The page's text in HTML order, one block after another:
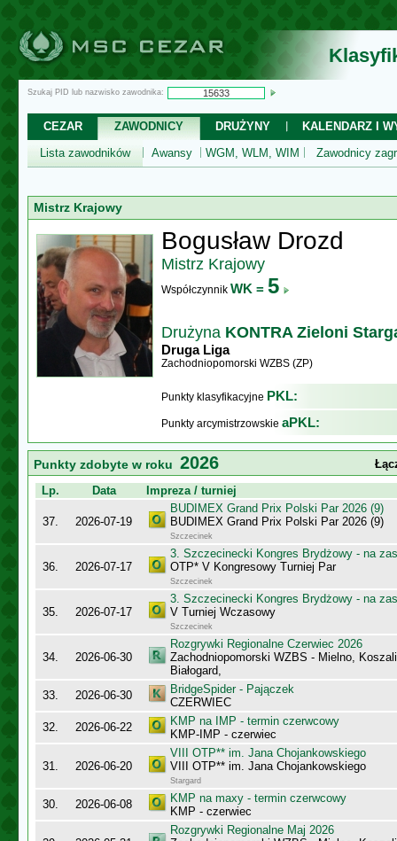
Szukaj PID lub nazwisko zawodnika:
CEZAR ZAWODNICY DRUŻYNY
KALENDARZ I
Lista zawodników
Awansy WGM, WLM, WIM Zawodnicy
Mistrz Krajowy
Bogusław Drozd
Mistrz Krajowy
Współczynnik WK = 5
Drużyna KONTRA Zieloni
Druga Liga
Zachodniopomorski WZBS (ZP)
Punkty klasyfikacyjne PKL:
Punkty arcymistrzowskie aPKL:
Punkty zdobyte w roku 2026
Lp.
Data Impreza / turniej
37. 2026-07-19
BUDIMEX Grand Prix Polski Par 2026 (9)
BUDIMEX Grand Prix Polski Par 2026 (9)
Szczecinek
36. 2026-07-17
3. Szczecinecki Kongres Brydżowy - na
OTP* V Kongresowy Turniej Par
Szczecinek
35. 2026-07-17
3. Szczecinecki Kongres Brydżowy - na
V Turniej Wczasowy
Szczecinek
34. 2026-06-30
Rozgrywki Regionalne Czerwiec 2026
Zachodniopomorski WZBS - Mielno,
Białogard,
33.
2026-06-30
BridgeSpider - Pajączek
CZERWIEC
32.
2026-06-22
KMP na IMP - termin czerwcowy
KMP-IMP - czerwiec
31. 2026-06-20
VIII OTP** im. Jana Chojankowskiego
VIII OTP** im. Jana Chojankowskiego
Stargard
30. 2026-06-08
KMP na maxy - termin czerwcowy
KMP - czerwiec
Rozgrywki Regionalne Maj 2026